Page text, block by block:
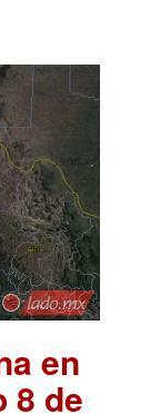
en
8 de